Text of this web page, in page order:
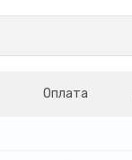
Оплата